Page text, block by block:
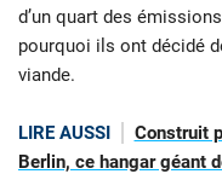
d’un quart des
pourquoi ils ont décidé
viande.
LIRE AUSSI
Construit
Berlin, ce hangar géant